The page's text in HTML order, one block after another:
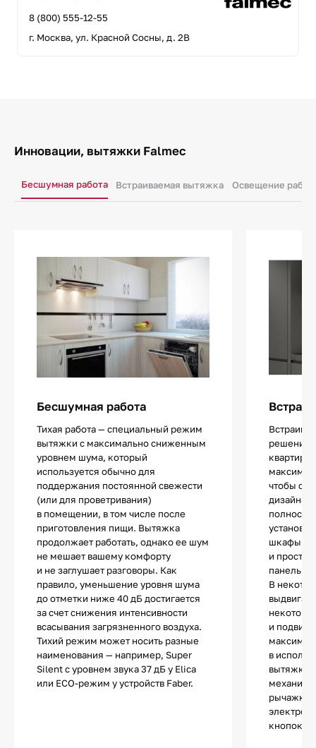
8 (800) 555-12-55
г. Москва, ул. Красной Сосны, д. 2В
Инновации, вытяжки Falmec
Бесшумная работа Встраиваемая вытяжка Освещение
Бесшумная работа
Тихая работа — специальный режим
вытяжки с максимально сниженным
уровнем шума, который
используется обычно для
поддержания постоянной свежести
(или для проветривания)
в помещении, в том числе после
приготовления пищи. Вытяжка
продолжает работать, однако ее шум
не мешает вашему комфорту
и не заглушает разговоры. Как
правило, уменьшение уровня шума
до отметки ниже 40 дБ достигается
за счет снижения интенсивности
всасывания загрязненного воздуха.
Тихий режим может носить разные
наименования — например, Super
Silent с уровнем звука 37 дБ у Elica
или ЕСО-режим у устройств Faber.
решение
квартир
чтобы
дизайна.
шкафы,
и
панелью.
В
и
в
вытяжки
кнопок и